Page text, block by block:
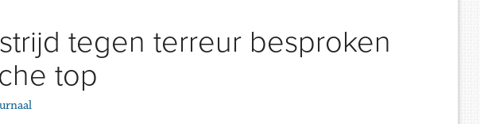
tegen terreur besproken
top